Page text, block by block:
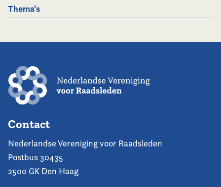
Thema's
Contact
Nederlandse Vereniging voor Raadsleden
Postbus 30435
2500 GK Den Haag